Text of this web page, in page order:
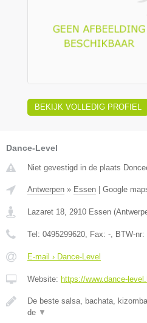
BEKIJK VOLLEDIG PROFIEL
Dance-Level
Niet gevestigd in de plaats
Antwerpen » Essen | Google
Lazaret 18 2910 Essen (
Tel: 0495299620 , Fax: - , BTW-nr:
E-mail › Dance-Level
Website: https://www.dance-
De beste salsa, bachata,
de ▼